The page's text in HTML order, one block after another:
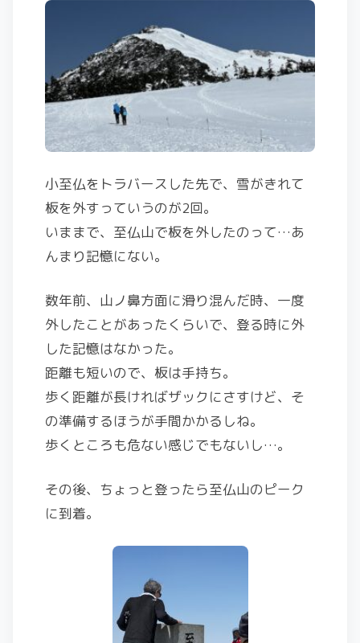
小至仏をトラバースした先で、雪がきれて
板を外すっていうのが2回。
いままで、至仏山で板を外したのって…あ
んまり記憶にない。
数年前、山ノ鼻方面に滑り混んだ時、一度
外したことがあったくらいで、登る時に外
した記憶はなかった。
距離も短いので、板は手持ち。
歩く距離が長ければザックにさすけど、そ
の準備するほうが手間かかるしね。
歩くところも危ない感じでもないし…。
その後、ちょっと登ったら至仏山のピーク
に到着。